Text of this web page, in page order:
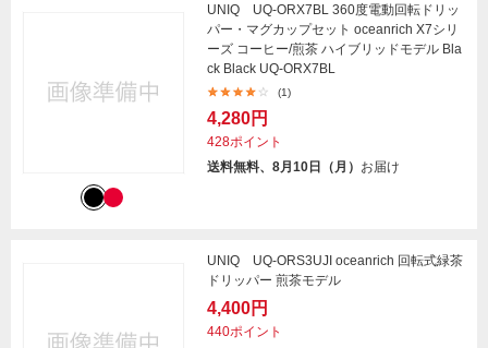
UNIQ UQ-ORX7BL 360度電動回転ドリッ
パー・マグカップセット oceanrich X7シリ
ーズ コーヒー/煎茶 ハイブリッドモデル Bla
ck Black UQ-ORX7BL
(1)
4,280円
428ポイント
送料無料、8月10日（月） お届け
UNIQ UQ-ORS3UJI oceanrich 回転式緑茶
ドリッパー 煎茶モデル
4,400円
440ポイント